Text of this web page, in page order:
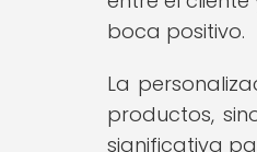
boca positivo.
La
productos,
significativa